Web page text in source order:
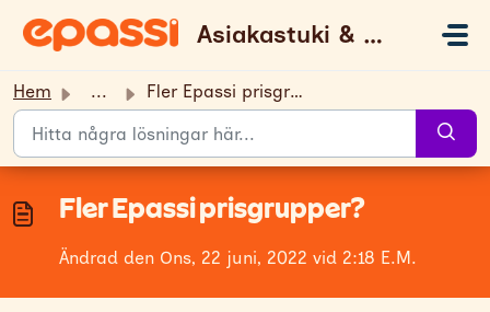
Asiakastuki & UKK
Hem ... Fler Epassi prisgrupper?
Fler Epassi prisgrupper?
Ändrad den Ons, 22 juni, 2022 vid 2:18 E.M.